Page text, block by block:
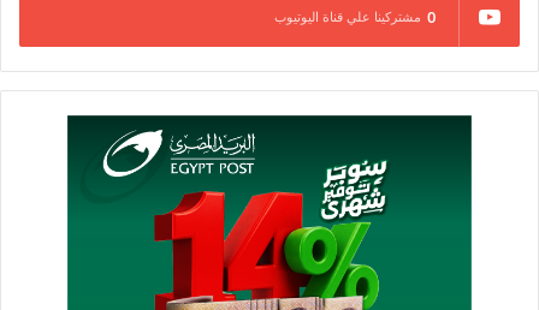
0 مشتركينا علي قناة اليوتيوب